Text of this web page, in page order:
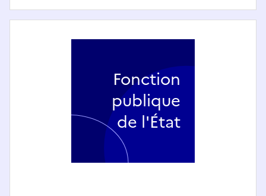
Fonction
publique
de l'État